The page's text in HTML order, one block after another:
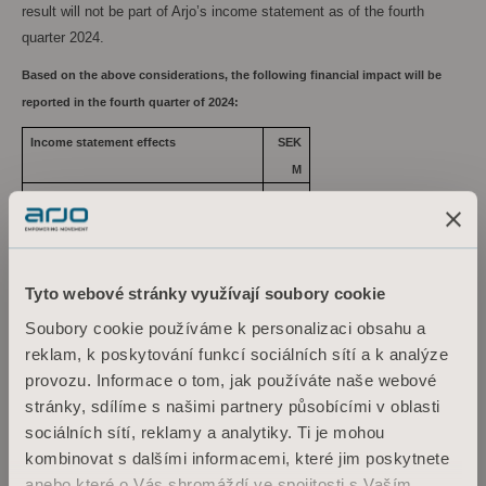
Tyto webové stránky využívají soubory cookie
Soubory cookie používáme k personalizaci obsahu a
reklam, k poskytování funkcí sociálních sítí a k analýze
provozu. Informace o tom, jak používáte naše webové
stránky, sdílíme s našimi partnery působícími v oblasti
sociálních sítí, reklamy a analytiky. Ti je mohou
kombinovat s dalšími informacemi, které jim poskytnete
result will not be part of Arjo’s income statement as of the fourth
quarter 2024.
Based on the above considerations, the following financial impact will be
reported in the fourth quarter of 2024:
Income statement effects SEK
M
Tax effects
Contact information:
Maria Nilsson, EVP Communications & Public Relations
+46 734 244 515
maria.nilsson@arjo.com